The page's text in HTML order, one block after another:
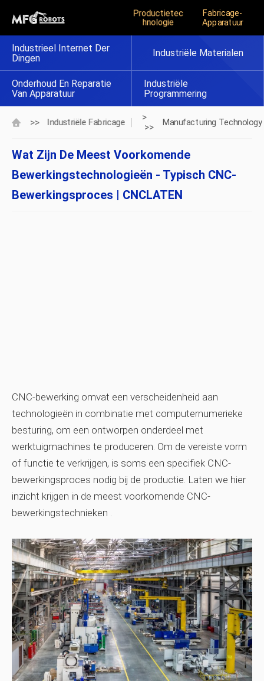
Productietec
Hnologie
Fabricage-
Apparatuur
Industrieel Internet Der
Dingen
Industriële Materialen
Onderhoud En Reparatie
Van Apparatuur
Industriële
Programmering
>> Industriële Fabricage
>
>>
Manufacturing Technology
Wat Zijn De Meest Voorkomende
Bewerkingstechnologieën - Typisch CNC-
Bewerkingsproces | CNCLATEN
CNC-bewerking omvat een verscheidenheid aan
technologieën in combinatie met computernumerieke
besturing, om een ​​ontworpen onderdeel met
werktuigmachines te produceren. Om de vereiste vorm
of functie te verkrijgen, is soms een specifiek CNC-
bewerkingsproces nodig bij de productie. Laten we hier
inzicht krijgen in de meest voorkomende CNC-
bewerkingstechnieken .